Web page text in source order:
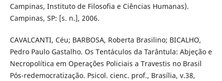
Campinas, Instituto de Filosofia e Ciências Humanas).
Campinas, SP: [s. n.], 2006.
CAVALCANTI, Céu; BARBOSA, Roberta Brasilino; BICALHO,
Pedro Paulo Gastalho. Os Tentáculos da Tarântula: Abjeção e
Necropolítica em Operações Policiais a Travestis no Brasil
Pós-redemocratização. Psicol. cienc. prof., Brasília, v.38,